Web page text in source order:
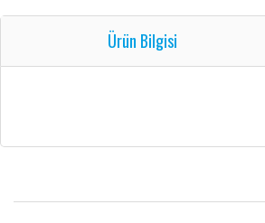
Ürün Bilgisi
Görüş ve önerileriniz için teşekkür ederiz.